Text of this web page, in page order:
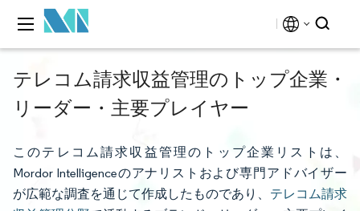
テレコム請求収益管理のトップ企業・
リーダー・主要プレイヤー
このテレコム請求収益管理のトップ企業リストは、
Mordor Intelligenceのアナリストおよび専門アドバイザー
が広範な調査を通じて作成したものであり、 テレコム請求